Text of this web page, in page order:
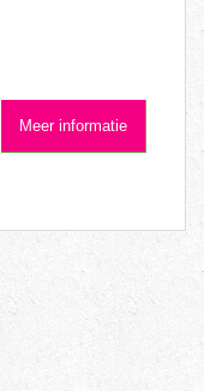
Meer informatie